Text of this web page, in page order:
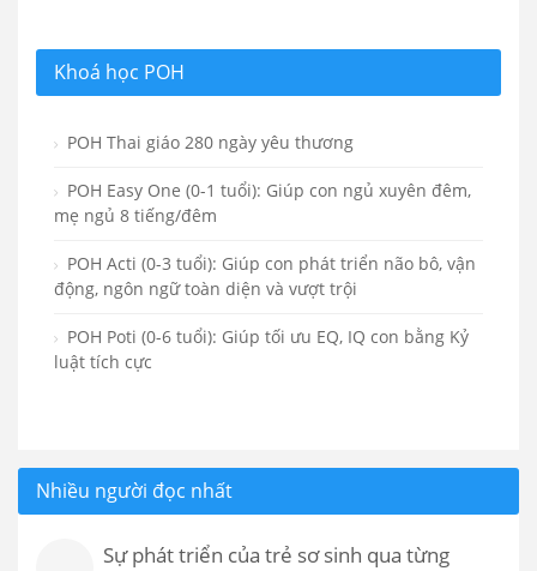
Khoá học POH
POH Thai giáo 280 ngày yêu thương
POH Easy One (0-1 tuổi): Giúp con ngủ xuyên đêm,
mẹ ngủ 8 tiếng/đêm
POH Acti (0-3 tuổi): Giúp con phát triển não bô, vận
động, ngôn ngữ toàn diện và vượt trội
POH Poti (0-6 tuổi): Giúp tối ưu EQ, IQ con bằng Kỷ
luật tích cực
Nhiều người đọc nhất
Sự phát triển của trẻ sơ sinh qua từng